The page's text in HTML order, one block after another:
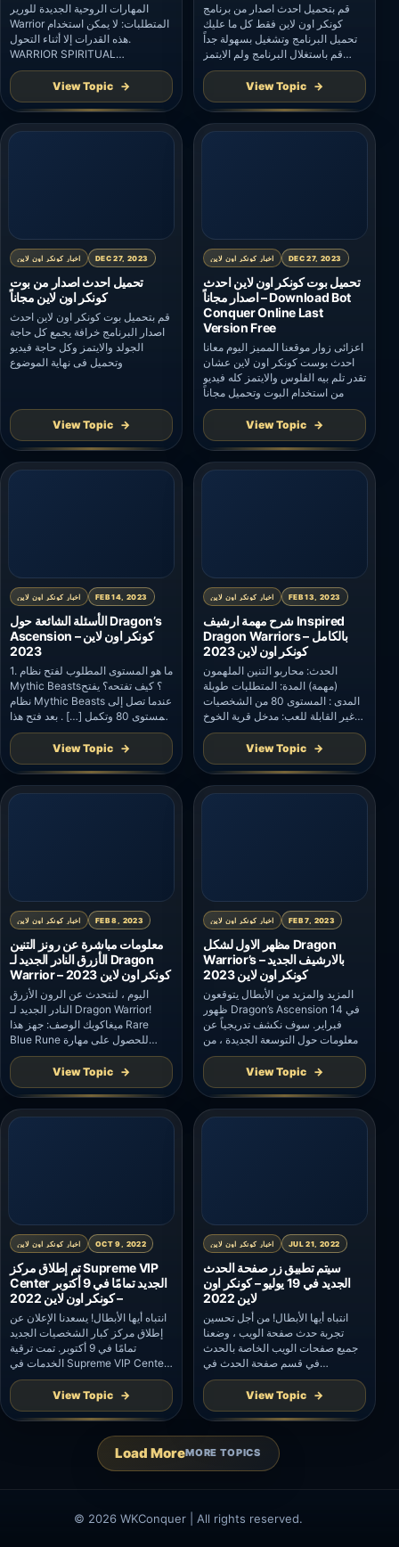
المهارات الروحية الجديدة للورير
Warrior المتطلبات: لا يمكن استخدام
هذه القدرات إلا أثناء التحول.
WARRIOR SPIRITUAL
SKILLs Requirement: These
abilities can only be used during
transformation. اسم المهارة (1):
الدوامة نشيط: يلحق الضرر بالأعداء
في مسار الاندفاعة، وله فترة تهدئة
View Topic
قم بتحميل احدث اصدار من برنامج
كونكر اون لاين فقط كل ما عليك
تحميل البرنامج وتشغيل بسهولة جداً
قم باستغلال البرنامج ولم الايتمز
والميتور والدى بى بسهولة
View Topic
اخبار كونكر اون لاين DEC 27, 2023
تحميل احدث اصدار من بوت
كونكر اون لاين مجاناً
قم بتحميل بوت كونكر اون لاين احدث
اصدار البرنامج خرافة يجمع كل حاجة
الجولد والايتمز وكل حاجة فيديو
وتحميل فى نهاية الموضوع
View Topic
اخبار كونكر اون لاين DEC 27, 2023
تحميل بوت كونكر اون لاين احدث
اصدار مجاناً – Download Bot
Conquer Online Last
Version Free
اعزائى زوار موقعنا المميز اليوم معانا
احدث بوست كونكر اون لاين عشان
تقدر تلم بيه الفلوس والايتمز كله فيديو
من استخدام البوت وتحميل مجاناً
View Topic
اخبار كونكر اون لاين FEB 14, 2023
الأسئلة الشائعة حول Dragon’s
Ascension – كونكر اون لاين
2023
1. ما هو المستوى المطلوب لفتح نظام
Mythic Beasts؟ كيف تفتحه؟ يفتح
نظام Mythic Beasts عندما تصل إلى
المستوى 80 وتكمل […] . بعد فتح هذا
النظام ، تقوم بتنشيط Dragon أولاً ،
معززًا بمهاراته وخصائصه الإضافية. 2.
كيف يمكنني تنفيذ المهام الملهمة لـ
Dragon Warriors؟ سيأخذ Dragon
Warriors المهام الملهمة تلقائيًا عند
View Topic
اخبار كونكر اون لاين FEB 13, 2023
شرح مهمة ارشيف Inspired
Dragon Warriors بالكامل –
كونكر اون لاين 2023
الحدث: محاربو التنين الملهمون
(مهمة) المدة: المتطلبات طويلة
المدى : المستوى 80 من الشخصيات
غير القابلة للعب: مدخل قرية الخوخ
(سهل الرياح 462 ، 690 ) التفاصيل:
1. يدخل التنين حلمك ويخبرك أن
تذهب إلى قرية الخوخ. عندما تستيقظ
، يظهر مدخل قرية الخوخ في مدينة
التوأم (Wind Plain 462،690) ، لذلك
View Topic
اخبار كونكر اون لاين FEB 8, 2023
معلومات مباشرة عن رونز التنين
الأزرق النادر الجديد لـ Dragon
Warrior – كونكر اون لاين 2023
اليوم ، لنتحدث عن الرون الأزرق
النادر الجديد لـ Dragon Warrior!
ميغاكويك الوصف: جهز هذا Rare
Blue Rune للحصول على مهارة
Megaquake. سلبية: لديها فرصة
لإحداث ضرر بشكل طبيعي عند
مهاجمة عدو يمتلك مهارة دفاع بدني
مطلقة. طريقة الاستحواذ متوفرة في
بيع فبراير. مستوى معدل الزناد 1 1٪ 2
View Topic
اخبار كونكر اون لاين FEB 7, 2023
مظهر الاول لشكل Dragon
Warrior’s بالارشيف الجديد –
كونكر اون لاين 2023
المزيد والمزيد من الأبطال يتوقعون
ظهور Dragon’s Ascension في 14
فبراير. سوف نكشف تدريجياً عن
معلومات حول التوسعة الجديدة ، من
فضلك ترقبوا. أولاً ، في لعبة
Dragon’s Ascension ، سيكون
لمحارب التنين مظهر جديد! ملاحظة:
ربما لا تزال هناك تغييرات قبل إصدار
التوسيع ، يرجى الرجوع إلى الإصدار
View Topic
اخبار كونكر اون لاين OCT 9, 2022
تم إطلاق مركز Supreme VIP
Center الجديد تمامًا في 9 أكتوبر
– كونكر اون لاين 2022
انتباه أيها الأبطال! يسعدنا الإعلان عن
إطلاق مركز كبار الشخصيات الجديد
تمامًا في 9 أكتوبر. تمت ترقية
الخدمات في Supreme VIP Center
بالكامل ، دعنا نتحقق من الميزات
الجديدة أدناه. 1. تم ترقية المزايا. تتوفر
مكافآت مستوى VIP أفضل والمزيد
من خيارات هدايا أعياد الميلاد! 2-
الخصومات الحصرية لكبار الشخصيات
متاحة الآن. بعد المطالبة بكوبون
View Topic
اخبار كونكر اون لاين JUL 21, 2022
سيتم تطبيق زر صفحة الحدث
الجديد في 19 يوليو – كونكر اون
لاين 2022
انتباه أيها الأبطال! من أجل تحسين
تجربة حدث صفحة الويب ، وضعنا
جميع صفحات الويب الخاصة بالحدث
في قسم صفحة الحدث في
اللعبة. وهذه المرة قمنا بتحسين زر
صفحة الحدث بحيث يمكن للاعبين
الانتقال إلى صفحة ويب الحدث بشكل
أسرع. سيتم تطبيق زر “صفحة
الحدث” الجديد في 19 تموز (يوليو). ما
عليك سوى النقر فوقه للانتقال إلى
[…]
View Topic
Load MoreMORE TOPICS
© 2026 WKConquer | All rights reserved.